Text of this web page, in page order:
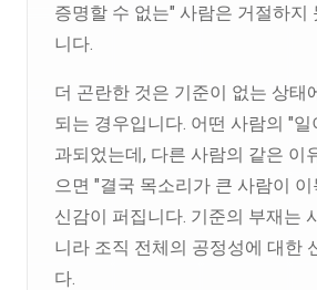
증명할 수 없는" 사람은 거절하지
니다.
더 곤란한 것은 기준이 없는 상태
되는 경우입니다. 어떤 사람의 "
과되었는데, 다른 사람의 같은 이
으면 "결국 목소리가 큰 사람이
신감이 퍼집니다. 기준의 부재는
니라 조직 전체의 공정성에 대한
다.